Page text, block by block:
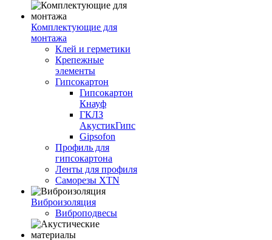
Комплектующие для
монтажа
Клей и герметики
Крепежные
элементы
Гипсокартон
Гипсокартон
Кнауф
ГКЛЗ
АкустикГипс
Gipsofon
Профиль для
гипсокартона
Ленты для профиля
Саморезы XTN
Виброизоляция
Виброподвесы